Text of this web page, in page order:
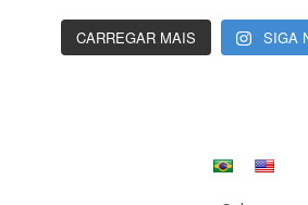
CARREGAR MAIS SIGA